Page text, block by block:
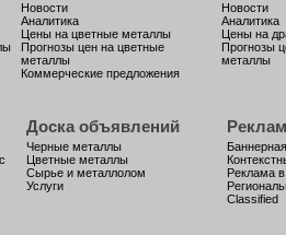
Новости
Аналитика
Цены на цветные металлы
Прогнозы цен на цветные
металлы
Коммерческие предложения
Новости
Аналитика
Цены на
Прогнозы
металлы
Доска объявлений
Черные металлы
Цветные металлы
Сырье и металлолом
Услуги
Реклама
Classified